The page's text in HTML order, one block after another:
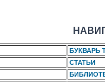
БУКВАРЬ
СТАТЬИ